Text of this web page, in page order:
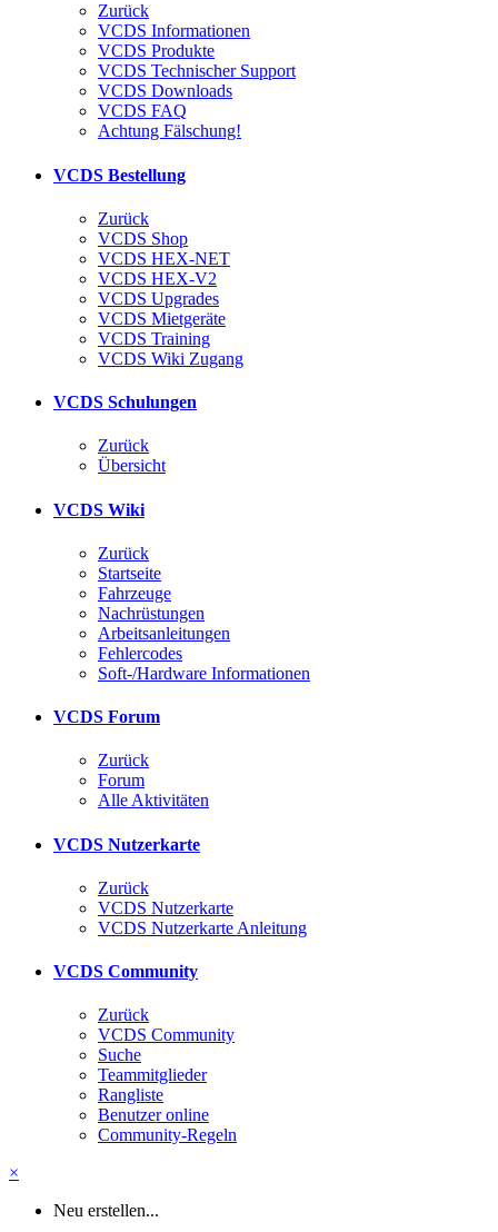
Zurück
VCDS Informationen
VCDS Produkte
VCDS Technischer Support
VCDS Downloads
VCDS FAQ
Achtung Fälschung!
VCDS Bestellung
Zurück
VCDS Shop
VCDS HEX-NET
VCDS HEX-V2
VCDS Upgrades
VCDS Mietgeräte
VCDS Training
VCDS Wiki Zugang
VCDS Schulungen
Zurück
Übersicht
VCDS Wiki
Zurück
Startseite
Fahrzeuge
Nachrüstungen
Arbeitsanleitungen
Fehlercodes
Soft-/Hardware Informationen
VCDS Forum
Zurück
Forum
Alle Aktivitäten
VCDS Nutzerkarte
Zurück
VCDS Nutzerkarte
VCDS Nutzerkarte Anleitung
VCDS Community
Zurück
VCDS Community
Suche
Teammitglieder
Rangliste
Benutzer online
Community-Regeln
×
Neu erstellen...